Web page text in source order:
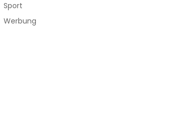
Sport
Werbung